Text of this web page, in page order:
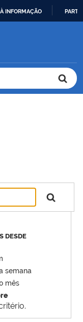
INFORMAÇÃO
DESDE
semana
mês